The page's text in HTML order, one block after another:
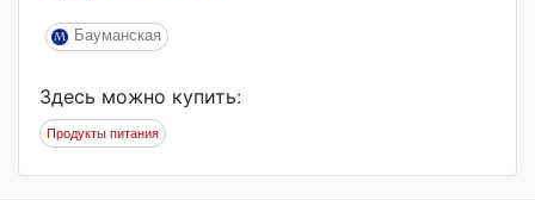
Бауманская
Здесь можно купить:
Продукты питания